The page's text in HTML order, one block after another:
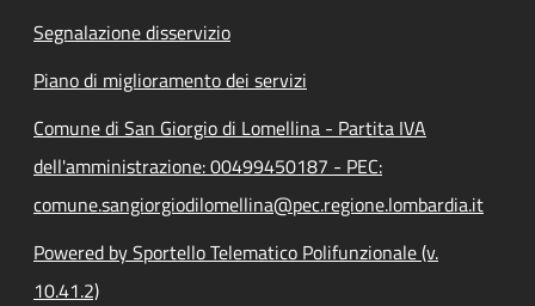
Segnalazione disservizio
Piano di miglioramento dei servizi
Comune di San Giorgio di Lomellina - Partita IVA
dell'amministrazione: 00499450187 - PEC:
comune.sangiorgiodilomellina@pec.regione.lombardia.it
Powered by Sportello Telematico Polifunzionale (v.
10.41.2)